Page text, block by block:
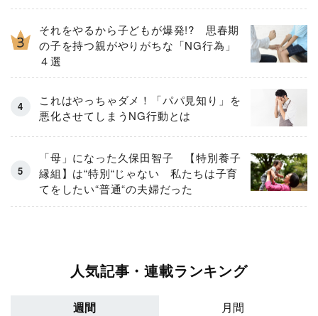
それをやるから子どもが爆発!? 思春期
の子を持つ親がやりがちな「NG行為」
４選
これはやっちゃダメ！「パパ見知り」を
悪化させてしまうNG行動とは
「母」になった久保田智子 【特別養子
縁組】は“特別“じゃない 私たちは子育
てをしたい“普通“の夫婦だった
人気記事・連載ランキング
週間 月間